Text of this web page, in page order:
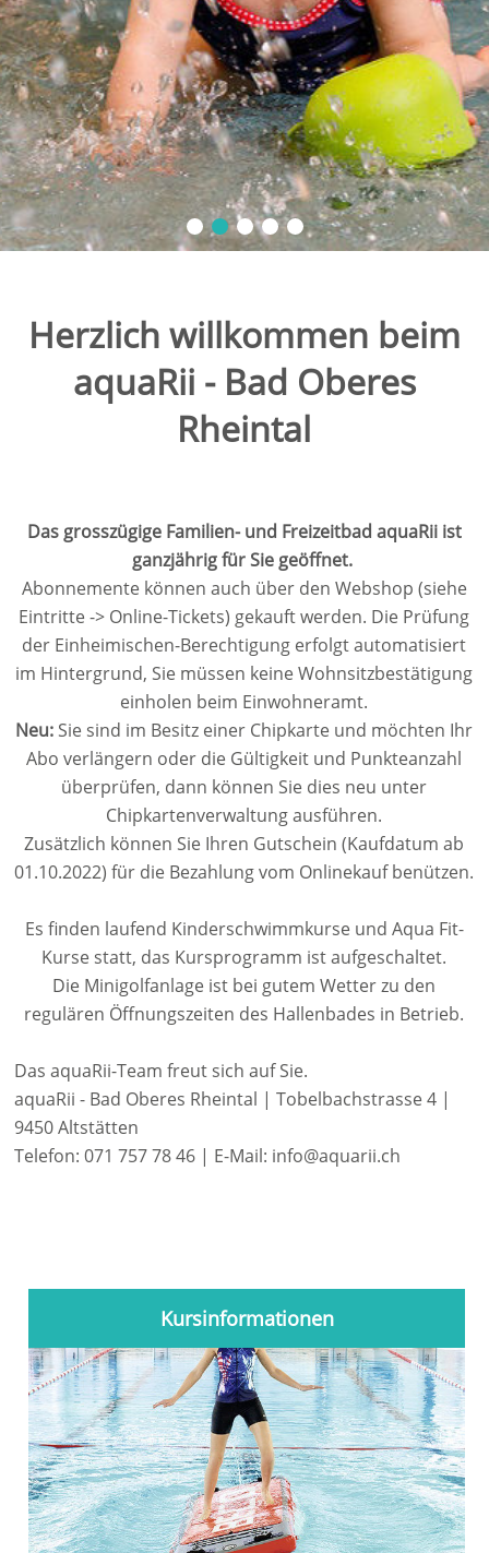
Herzlich willkommen beim
aquaRii - Bad Oberes
Rheintal
Das grosszügige Familien- und Freizeitbad aquaRii ist
ganzjährig für Sie geöffnet.
Abonnemente können auch über den Webshop (siehe
Eintritte -> Online-Tickets) gekauft werden. Die Prüfung
der Einheimischen-Berechtigung erfolgt automatisiert
im Hintergrund, Sie müssen keine Wohnsitzbestätigung
einholen beim Einwohneramt.
Neu: Sie sind im Besitz einer Chipkarte und möchten Ihr
Abo verlängern oder die Gültigkeit und Punkteanzahl
überprüfen, dann können Sie dies neu unter
Chipkartenverwaltung ausführen.
Zusätzlich können Sie Ihren Gutschein (Kaufdatum ab
01.10.2022) für die Bezahlung vom Onlinekauf benützen.
Es finden laufend Kinderschwimmkurse und Aqua Fit-
Kurse statt, das Kursprogramm ist aufgeschaltet.
Die Minigolfanlage ist bei gutem Wetter zu den
regulären Öffnungszeiten des Hallenbades in Betrieb.
Das aquaRii-Team freut sich auf Sie.
aquaRii - Bad Oberes Rheintal | Tobelbachstrasse 4 |
9450 Altstätten
Telefon: 071 757 78 46 | E-Mail: info@aquarii.ch
Kursinformationen